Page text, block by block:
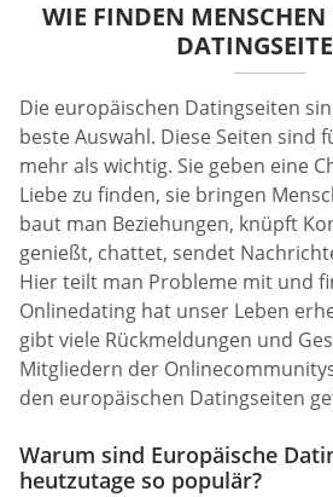
WIE FINDEN MENSCHEN
Die europäischen Datingseiten
beste Auswahl. Diese Seiten sind
mehr als wichtig. Sie geben eine
Liebe zu finden, sie bringen
baut man Beziehungen, knüpft
genießt, chattet, sendet
Hier teilt man Probleme mit und
Onlinedating hat unser Leben
gibt viele Rückmeldungen und
Mitgliedern der
den europäischen Datingseiten
Warum sind Europäische
heutzutage so populär?